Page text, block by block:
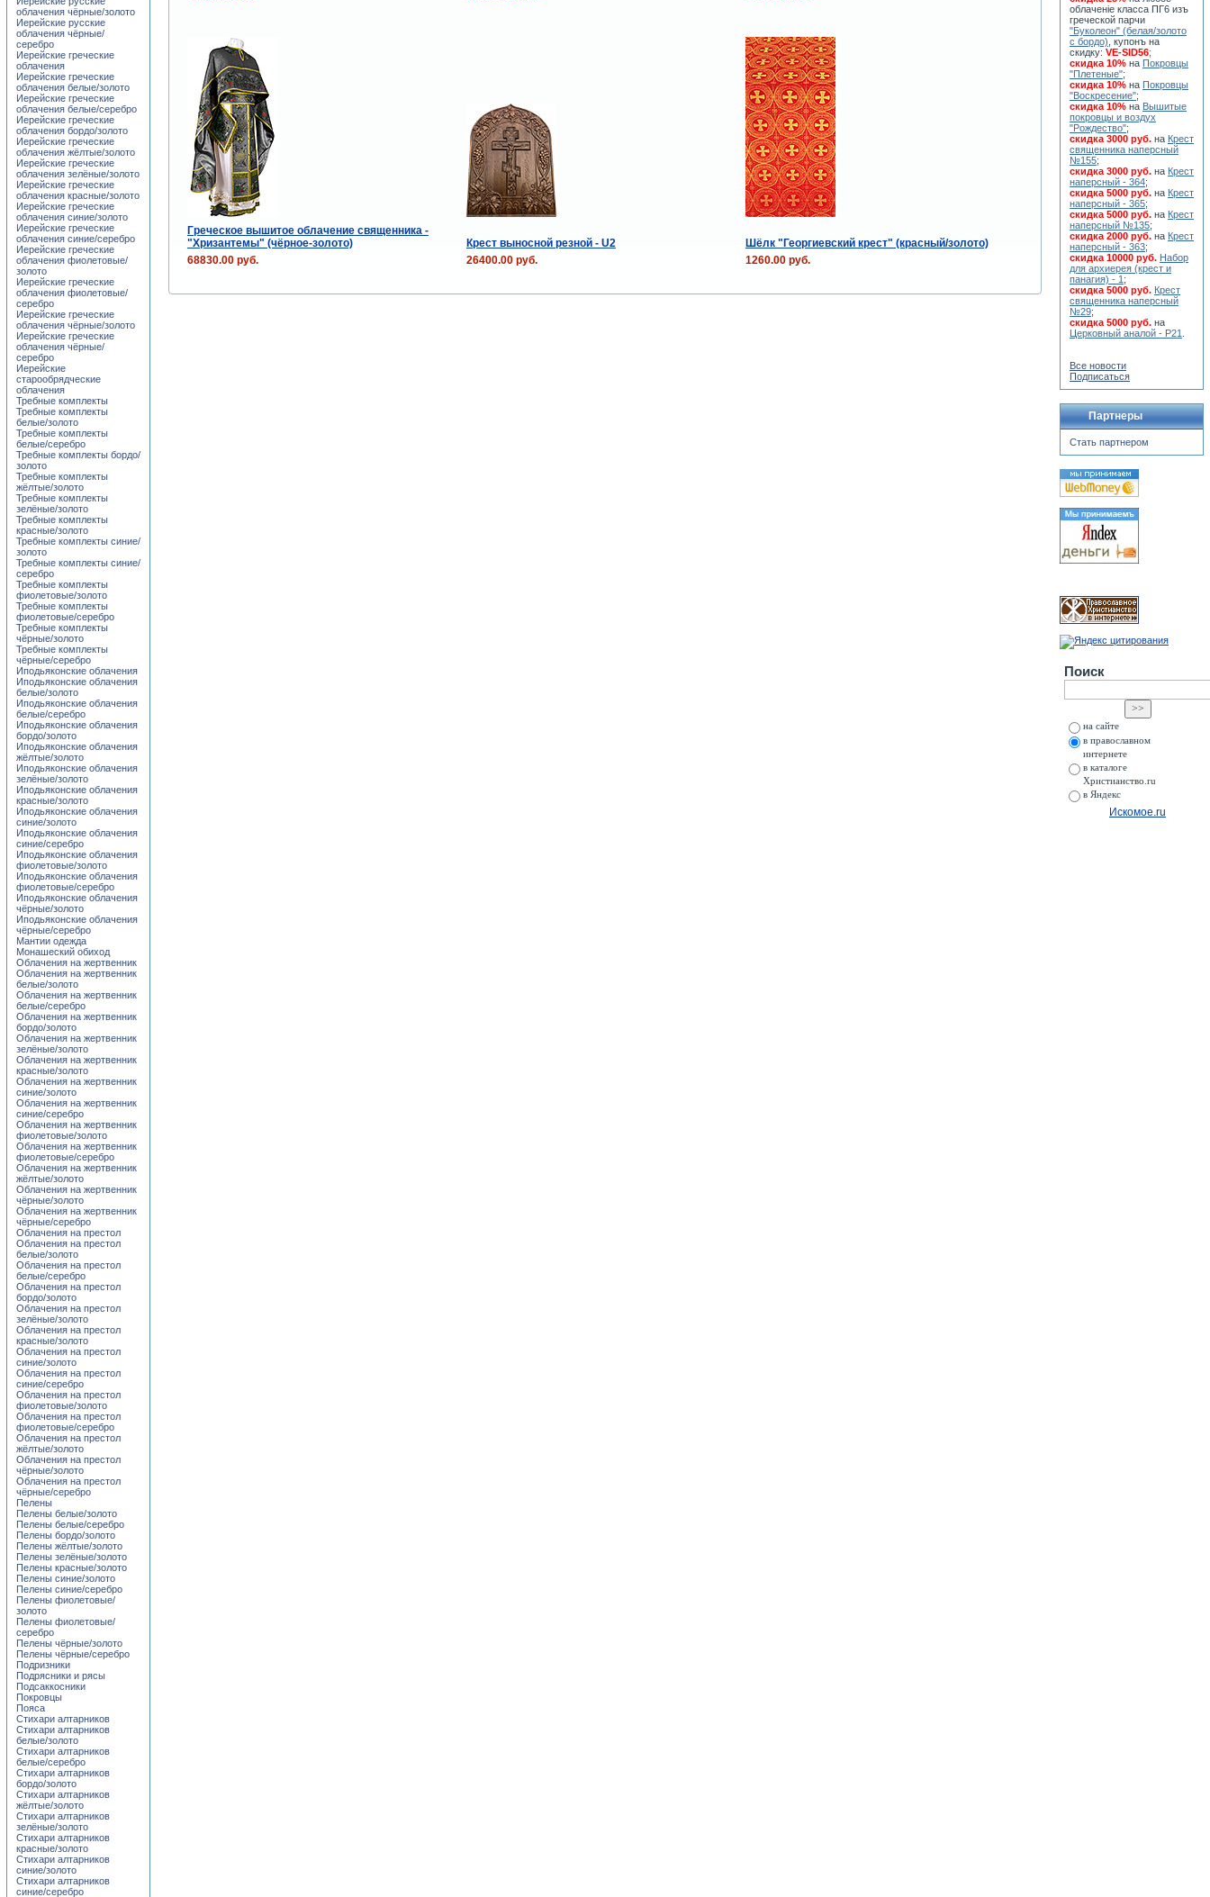
Греческое вышитое облачение священника -
"Хризантемы" (чёрное-золото)
Крест выносной резной - U2
Шёлк "Георгиевский крест" (красный/золото)
68830.00 руб.
26400.00 руб. 1260.00 руб.
облачения чёрные/золото
Иерейские русские
облачения чёрные/
серебро
Иерейские греческие
облачения
Иерейские греческие
облачения белые/золото
Иерейские греческие
облачения белые/серебро
Иерейские греческие
облачения бордо/золото
Иерейские греческие
облачения жёлтые/золото
Иерейские греческие
облачения зелёные/золото
Иерейские греческие
облачения красные/золото
Иерейские греческие
облачения синие/золото
Иерейские греческие
облачения синие/серебро
Иерейские греческие
облачения фиолетовые/
золото
Иерейские греческие
облачения фиолетовые/
серебро
Иерейские греческие
облачения чёрные/золото
Иерейские греческие
облачения чёрные/
серебро
Иерейские
старообрядческие
облачения
Требные комплекты
Требные комплекты
белые/золото
Требные комплекты
белые/серебро
Требные комплекты бордо/
золото
Требные комплекты
жёлтые/золото
Требные комплекты
зелёные/золото
Требные комплекты
красные/золото
Требные комплекты синие/
золото
Требные комплекты синие/
серебро
Требные комплекты
фиолетовые/золото
Требные комплекты
фиолетовые/серебро
Требные комплекты
чёрные/золото
Требные комплекты
чёрные/серебро
Иподьяконские облачения
Иподьяконские облачения
белые/золото
Иподьяконские облачения
белые/серебро
Иподьяконские облачения
бордо/золото
Иподьяконские облачения
жёлтые/золото
Иподьяконские облачения
зелёные/золото
Иподьяконские облачения
красные/золото
Иподьяконские облачения
синие/золото
Иподьяконские облачения
синие/серебро
Иподьяконские облачения
фиолетовые/золото
Иподьяконские облачения
фиолетовые/серебро
Иподьяконские облачения
чёрные/золото
Иподьяконские облачения
чёрные/серебро
Мантии одежда
Монашеский обиход
Облачения на жертвенник
Облачения на жертвенник
белые/золото
Облачения на жертвенник
белые/серебро
Облачения на жертвенник
бордо/золото
Облачения на жертвенник
зелёные/золото
Облачения на жертвенник
красные/золото
Облачения на жертвенник
синие/золото
Облачения на жертвенник
синие/серебро
Облачения на жертвенник
фиолетовые/золото
Облачения на жертвенник
фиолетовые/серебро
Облачения на жертвенник
жёлтые/золото
Облачения на жертвенник
чёрные/золото
Облачения на жертвенник
чёрные/серебро
Облачения на престол
Облачения на престол
белые/золото
Облачения на престол
белые/серебро
Облачения на престол
бордо/золото
Облачения на престол
зелёные/золото
Облачения на престол
красные/золото
Облачения на престол
синие/золото
Облачения на престол
синие/серебро
Облачения на престол
фиолетовые/золото
Облачения на престол
фиолетовые/серебро
Облачения на престол
жёлтые/золото
Облачения на престол
чёрные/золото
Облачения на престол
чёрные/серебро
Пелены
Пелены белые/золото
Пелены белые/серебро
Пелены бордо/золото
Пелены жёлтые/золото
Пелены зелёные/золото
Пелены красные/золото
Пелены синие/золото
Пелены синие/серебро
Пелены фиолетовые/
золото
Пелены фиолетовые/
серебро
Пелены чёрные/золото
Пелены чёрные/серебро
Подризники
Подрясники и рясы
Подсаккосники
Покровцы
Пояса
Стихари алтарников
Стихари алтарников
белые/золото
Стихари алтарников
белые/серебро
Стихари алтарников
бордо/золото
Стихари алтарников
жёлтые/золото
Стихари алтарников
зелёные/золото
Стихари алтарников
красные/золото
Стихари алтарников
синие/золото
Стихари алтарников
синие/серебро
облаченiе класса ПГ6 изъ
греческой парчи
"Буколеон" (белая/золото
с бордо) , купонъ на
скидку: VE-SID56;
скидка 10% на Покровцы
"Плетеные";
скидка 10% на Покровцы
"Воскресение";
скидка 10% на Вышитые
покровцы и воздух
"Рождество";
скидка 3000 руб. на Крест
священника наперсный
№155;
скидка 3000 руб. на Крест
наперсный - 364;
скидка 5000 руб. на Крест
наперсный - 365;
скидка 5000 руб. на Крест
наперсный №135;
скидка 2000 руб. на Крест
наперсный - 363;
скидка 10000 руб. Набор
для архиерея (крест и
панагия) - 1 ;
скидка 5000 руб. Крест
священника наперсный
№29;
скидка 5000 руб. на
Церковный аналой - Р21
Все новости
Подписаться
Партнеры
Стать партнером
Поиск
на сайте
в православном
интернете
в каталоге
Христианство.ru
в Яндекс
Искомое.ru